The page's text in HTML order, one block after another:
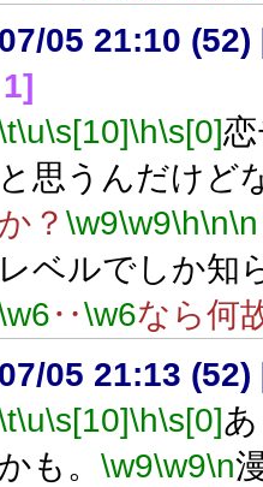
05 21:10 (52)
\u\s[10]\h\s[0]
と思うんだけど
か？ \w9\w9\h\n\n
レベルでしか知
‥\w6なら何
05 21:13 (52)
\u\s[10]\h\s[0]
かも。 \w9\w9\n